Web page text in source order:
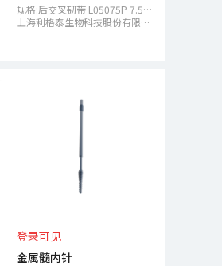
规格:后交叉韧带 L05075P 7.5mm后交叉韧带
上海利格泰生物科技股份有限公司
登录可见
金属髓内针